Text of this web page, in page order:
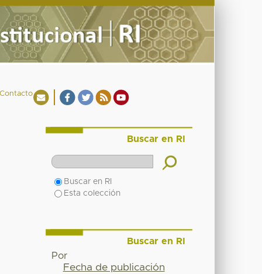
Buscar en RI
Buscar en RI
Esta colección
Buscar en RI
Por
Fecha de publicación